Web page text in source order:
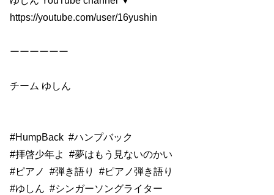
https://youtube.com/user/16yushin
ーーーーーー
チーム ゆしん
#HumpBack #ハンプバック
#拝啓少年よ #夢はもう見ないのかい
#ピアノ #弾き語り
#ピアノ弾き語り
#ゆしん #シンガーソングライター